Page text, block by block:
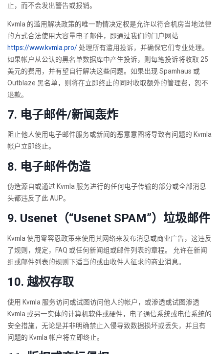
止，而不会发出警告或报销。
Kvmla 的滥用解决政策的唯一酌情决定权是允许以符合机房当地法律
的方式合法使用大容量电子邮件，即通过我们的门户网站
https://www.kvmla.pro/ 处理所有滥用投诉，并确保它们专业处理。
如果帐户从公认的黑名单数据库中产生投诉，则每笔投诉将收取 25
美元的费用，并有望自行解决这些问题。如果出现 Spamhaus 或
Outblaze 黑名单，则将在立即终止的同时收取额外的管理费，恕不
退款。
7. 电子邮件/新闻轰炸
阻止他人使用电子邮件服务或新闻的恶意意图将导致有问题的 Kvmla
帐户立即终止。
8. 电子邮件伪造
伪造源自或通过 Kvmla 服务进行的任何电子传输的部分或全部消息
头都违反了此 AUP。
9. Usenet（“Usenet SPAM”）垃圾邮件
Kvmla 使用零容忍政策来使用其网络来发布消息或商业广告，这违反
了规则，规定，FAQ 或任何新闻组或邮件列表的章程。 允许在新闻
组或邮件列表的规则下适当的或由收件人征求的商业消息。
10. 越权存取
使用 Kvmla 服务访问或试图访问他人的帐户，或渗透或试图渗透
Kvmla 或另一实体的计算机软件或硬件，电子通信系统或电信系统的
安全措施，无论是并非明确禁止入侵导致数据损坏或丢失，并且有
问题的 Kvmla 帐户将立即终止。